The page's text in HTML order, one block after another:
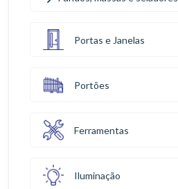
Portas e Janelas
Portões
Ferramentas
Iluminação